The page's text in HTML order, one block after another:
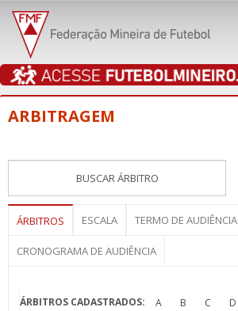
ARBITRAGEM
ÁRBITROS ESCALA TERMO DE AUDIÊNCIA
CRONOGRAMA DE AUDIÊNCIA
ÁRBITROS CADASTRADOS: A B C D